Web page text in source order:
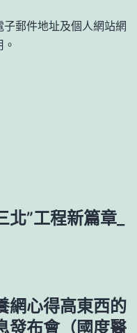
郵件地址及個人網站網
”工程新篇章_
網心得高東西的
發布會（國度醫